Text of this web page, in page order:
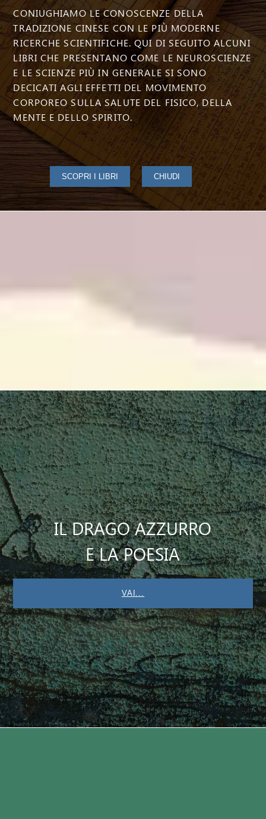
CONIUGHIAMO LE CONOSCENZE DELLA
TRADIZIONE CINESE CON LE PIÙ MODERNE
RICERCHE SCIENTIFICHE. QUI DI SEGUITO ALCUNI
LIBRI CHE PRESENTANO COME LE NEUROSCIENZE
E LE SCIENZE PIÙ IN GENERALE SI SONO
DECICATI AGLI EFFETTI DEL MOVIMENTO
CORPOREO SULLA SALUTE DEL FISICO, DELLA
MENTE E DELLO SPIRITO.
IL DRAGO AZZURRO
E LA POESIA
VAI...